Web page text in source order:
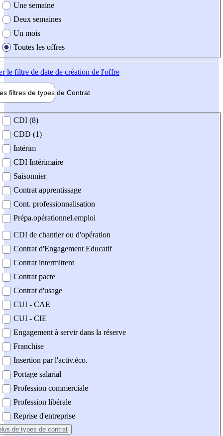
Une semaine
Deux semaines
Un mois
Toutes les offres
le filtre de date de création de l'offre
filtres de types de Contrat
contrat
CDI (8)
CDD (1)
Intérim
CDI Intérimaire
Saisonnier
Contrat apprentissage
Cont. professionnalisation
Prépa.opérationnel.emploi
CDI de chantier ou d'opération
Contrat d'Engagement Educatif
Contrat intermittent
Contrat pacte
Contrat d'usage
CUI - CAE
CUI - CIE
Engagement à servir dans la réserve
Franchise
Insertion par l'activ.éco.
Portage salarial
Profession commerciale
Profession libérale
Reprise d'entreprise
de types de contrat